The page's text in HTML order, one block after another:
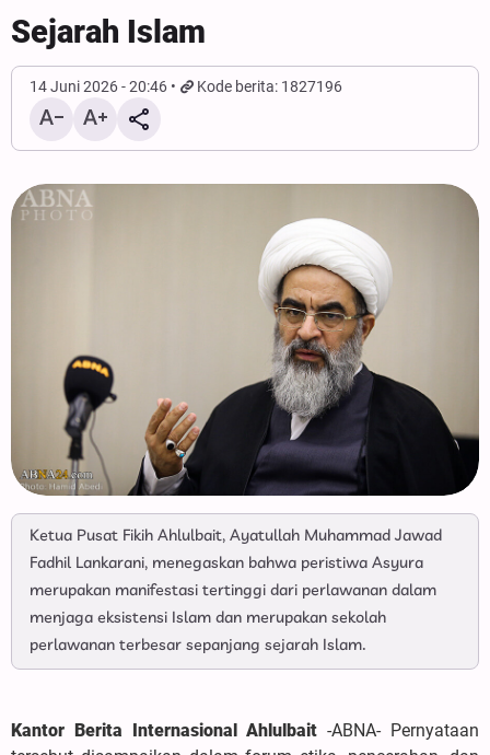
Sejarah Islam
14 Juni 2026 - 20:46 Kode berita: 1827196
Ketua Pusat Fikih Ahlulbait, Ayatullah Muhammad Jawad
Fadhil Lankarani, menegaskan bahwa peristiwa Asyura
merupakan manifestasi tertinggi dari perlawanan dalam
menjaga eksistensi Islam dan merupakan sekolah
perlawanan terbesar sepanjang sejarah Islam.
Kantor Berita Internasional Ahlulbait-ABNA- Pernyataan